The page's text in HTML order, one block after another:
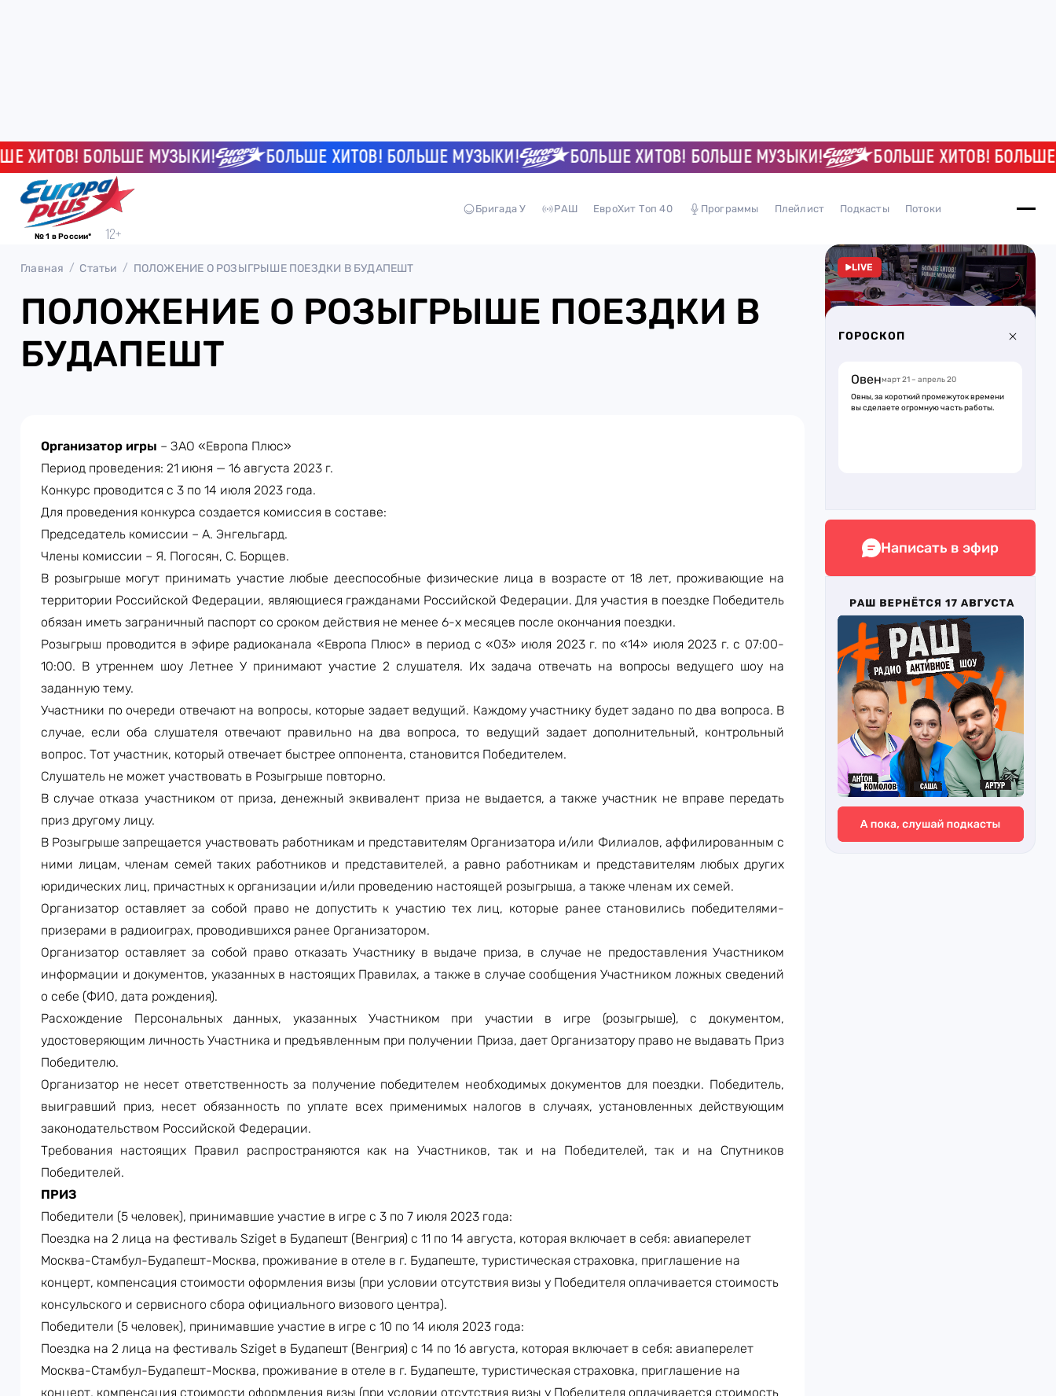
БОЛЬШЕ МУЗЫКИ! БОЛЬШЕ ХИТОВ! БОЛЬШЕ МУЗЫКИ! БОЛЬШЕ ХИТОВ! БОЛЬШЕ МУЗЫКИ! БОЛЬШЕ ХИТОВ! БОЛЬШЕ
№ 1 в России*
Бригада У РАШ ЕвроХит Топ 40 Программы Плейлист Подкасты Потоки
Главная Статьи ПОЛОЖЕНИЕ О РОЗЫГРЫШЕ ПОЕЗДКИ В БУДАПЕШТ
ПОЛОЖЕНИЕ О РОЗЫГРЫШЕ ПОЕЗДКИ В
БУДАПЕШТ
Организатор игры – ЗАО «Европа Плюс»
Период проведения: 21 июня — 16 августа 2023 г.
Конкурс проводится с 3 по 14 июля 2023 года.
Для проведения конкурса создается комиссия в составе:
Председатель комиссии – А. Энгельгард.
Члены комиссии – Я. Погосян, С. Борщев.
В розыгрыше могут принимать участие любые дееспособные физические лица в возрасте от 18 лет, проживающие на
территории Российской Федерации, являющиеся гражданами Российской Федерации. Для участия в поездке Победитель
обязан иметь заграничный паспорт со сроком действия не менее 6-х месяцев после окончания поездки.
Розыгрыш проводится в эфире радиоканала «Европа Плюс» в период с «03» июля 2023 г. по «14» июля 2023 г. с 07:00-
10:00. В утреннем шоу Летнее У принимают участие 2 слушателя. Их задача отвечать на вопросы ведущего шоу на
заданную тему.
Участники по очереди отвечают на вопросы, которые задает ведущий. Каждому участнику будет задано по два вопроса. В
случае, если оба слушателя отвечают правильно на два вопроса, то ведущий задает дополнительный, контрольный
вопрос. Тот участник, который отвечает быстрее оппонента, становится Победителем.
Слушатель не может участвовать в Розыгрыше повторно.
В случае отказа участником от приза, денежный эквивалент приза не выдается, а также участник не вправе передать
приз другому лицу.
В Розыгрыше запрещается участвовать работникам и представителям Организатора и/или Филиалов, аффилированным с
ними лицам, членам семей таких работников и представителей, а равно работникам и представителям любых других
юридических лиц, причастных к организации и/или проведению настоящей розыгрыша, а также членам их семей.
Организатор оставляет за собой право не допустить к участию тех лиц, которые ранее становились победителями-
призерами в радиоиграх, проводившихся ранее Организатором.
Организатор оставляет за собой право отказать Участнику в выдаче приза, в случае не предоставления Участником
информации и документов, указанных в настоящих Правилах, а также в случае сообщения Участником ложных сведений
о себе (ФИО, дата рождения).
Расхождение Персональных данных, указанных Участником при участии в игре (розыгрыше), с документом,
удостоверяющим личность Участника и предъявленным при получении Приза, дает Организатору право не выдавать Приз
Победителю.
Организатор не несет ответственность за получение победителем необходимых документов для поездки. Победитель,
выигравший приз, несет обязанность по уплате всех применимых налогов в случаях, установленных действующим
законодательством Российской Федерации.
Требования настоящих Правил распространяются как на Участников, так и на Победителей, так и на Спутников
Победителей.
ПРИЗ
Победители (5 человек), принимавшие участие в игре с 3 по 7 июля 2023 года:
Поездка на 2 лица на фестиваль Sziget в Будапешт (Венгрия) с 11 по 14 августа, которая включает в себя: авиаперелет
Москва-Стамбул-Будапешт-Москва, проживание в отеле в г. Будапеште, туристическая страховка, приглашение на
концерт, компенсация стоимости оформления визы (при условии отсутствия визы у Победителя оплачивается стоимость
консульского и сервисного сбора официального визового центра).
Победители (5 человек), принимавшие участие в игре с 10 по 14 июля 2023 года:
Поездка на 2 лица на фестиваль Sziget в Будапешт (Венгрия) с 14 по 16 августа, которая включает в себя: авиаперелет
Москва-Стамбул-Будапешт-Москва, проживание в отеле в г. Будапеште, туристическая страховка, приглашение на
концерт, компенсация стоимости оформления визы (при условии отсутствия визы у Победителя оплачивается стоимость
LIVE
ГОРОСКОП
Овенмарт 21 – апрель 20
Овны, за короткий промежуток времени
вы сделаете огромную часть работы.
Написать в эфир